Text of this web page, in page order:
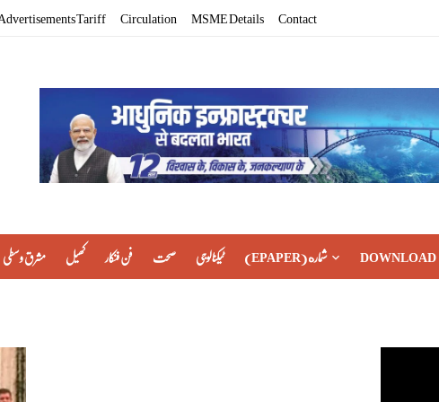
Tariff Circulation MSME Details Contact
مشرق وسطی کھیل فن فنکار صحت ٹیکنالوجی (EPAPER) شماره DOWNLOAD